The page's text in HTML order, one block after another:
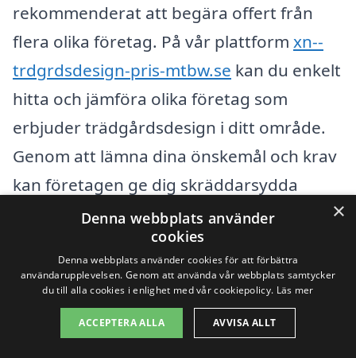
rekommenderat att begära offert från
flera olika företag. På vår plattform xn--
trdgrdsdesign-pris-mtbw.se kan du enkelt
hitta och jämföra olika företag som
erbjuder trädgårdsdesign i ditt område.
Genom att lämna dina önskemål och krav
kan företagen ge dig skräddarsydda
erbjudanden som passar din budget och
dina visioner. Att göra en grundlig
undersökning och jämföra olika alternativ
kan hjälpa dig att få den bästa
prissättningen och den stil du önskar för
×
Denna webbplats använder
cookies
Denna webbplats använder cookies för att förbättra
användarupplevelsen. Genom att använda vår webbplats samtycker
du till alla cookies i enlighet med vår cookiepolicy. Läs mer
ACCEPTERA ALLA AVVISA ALLT